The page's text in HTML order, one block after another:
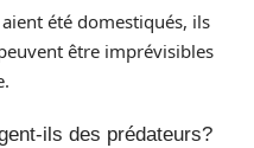
été domestiqués, ils
être imprévisibles
ils des prédateurs?